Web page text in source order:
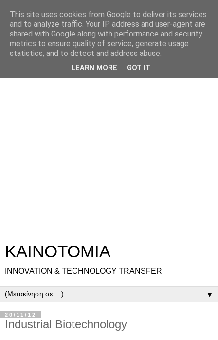
ΚΑΙΝΟΤΟΜΙΑ
INNOVATION & TECHNOLOGY TRANSFER
▼
20/11/12
Industrial Biotechnology
This site uses cookies from Google to deliver its services
and to analyze traffic. Your IP address and user-agent are
shared with Google along with performance and security
metrics to ensure quality of service, generate usage
statistics, and to detect and address abuse.
LEARN MORE GOT IT